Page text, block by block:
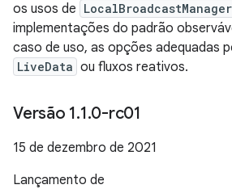
os usos de LocalBroadcastManager
implementações do padrão
caso de uso, as opções adequadas
LiveData ou fluxos reativos.
Versão 1.1.0-rc01
15 de dezembro de 2021
Lançamento de